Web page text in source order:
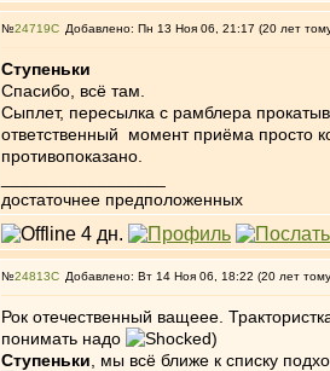
№24719 Добавлено: Пн 13 Ноя 06, 21:17 (20 лет
Ступеньки
Спасибо, всё там.
Сыплет, пересылка с рамблера
ответственный момент приёма просто
противопоказано.
достаточнее предположенных
№24813 Добавлено: Вт 14 Ноя 06, 18:22 (20 лет
Рок отечественный ващеее.
понимать надо
)
Ступеньки , мы всё ближе к списку